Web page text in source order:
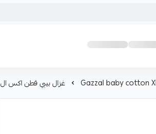
غزال بيبي قطن اكس ال Gazzal baby cotton XL 3418